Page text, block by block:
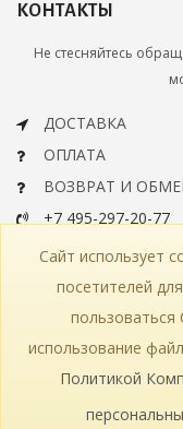
КОНТАКТЫ
Не стесняйтесь
ДОСТАВКА
ОПЛАТА
ВОЗВРАТ И
+7 495-297-20-77
СКАЧАТЬ КАТАЛОГ
КАТАЛОГ
СТАТЬИ
© 2018—2026
Сайт использует
посетителей
пользоваться
использование
Политикой